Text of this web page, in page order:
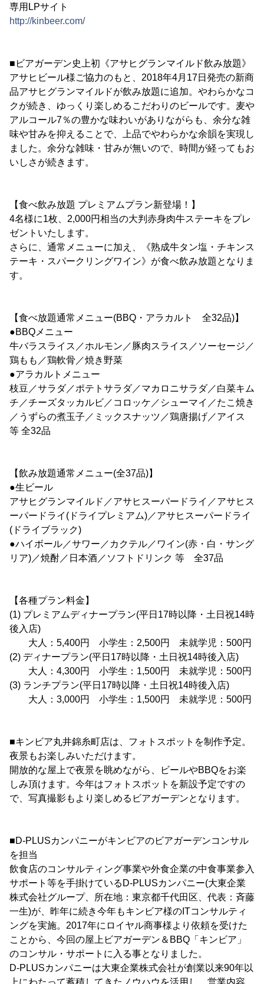
専用LPサイト
http://kinbeer.com/
■ビアガーデン史上初《アサヒグランマイルド飲み放題》
アサヒビール様ご協力のもと、2018年4月17日発売の新商
品アサヒグランマイルドが飲み放題に追加。やわらかなコ
クが続き、ゆっくり楽しめるこだわりのビールです。麦や
アルコール7％の豊かな味わいがありながらも、余分な雑
味や甘みを抑えることで、上品でやわらかな余韻を実現し
ました。余分な雑味・甘みが無いので、時間が経ってもお
いしさが続きます。
【食べ飲み放題 プレミアムプラン新登場！】
4名様に1枚、2,000円相当の大判赤身肉牛ステーキをプレ
ゼントいたします。
さらに、通常メニューに加え、《熟成牛タン塩・チキンス
テーキ・スパークリングワイン》が食べ飲み放題となりま
す。
【食べ放題通常メニュー(BBQ・アラカルト 全32品)】
●BBQメニュー
牛バラスライス／ホルモン／豚肉スライス／ソーセージ／
鶏もも／鶏軟骨／焼き野菜
●アラカルトメニュー
枝豆／サラダ／ポテトサラダ／マカロニサラダ／白菜キム
チ／チーズタッカルビ／コロッケ／シューマイ／たこ焼き
／うずらの煮玉子／ミックスナッツ／鶏唐揚げ／アイス
等 全32品
【飲み放題通常メニュー(全37品)】
●生ビール
アサヒグランマイルド／アサヒスーパードライ／アサヒス
ーパードライ(ドライプレミアム)／アサヒスーパードライ
(ドライブラック)
●ハイボール／サワー／カクテル／ワイン(赤・白・サング
リア)／焼酎／日本酒／ソフトドリンク 等 全37品
【各種プラン料金】
(1) プレミアムディナープラン(平日17時以降・土日祝14時
後入店)
大人：5,400円 小学生：2,500円 未就学児：500円
(2) ディナープラン(平日17時以降・土日祝14時後入店)
大人：4,300円 小学生：1,500円 未就学児：500円
(3) ランチプラン(平日17時以降・土日祝14時後入店)
大人：3,000円 小学生：1,500円 未就学児：500円
■キンビア丸井錦糸町店は、フォトスポットを制作予定。
夜景もお楽しみいただけます。
開放的な屋上で夜景を眺めながら、ビールやBBQをお楽
しみ頂けます。今年はフォトスポットを新設予定ですの
で、写真撮影もより楽しめるビアガーデンとなります。
■D-PLUSカンパニーがキンビアのビアガーデンコンサル
を担当
飲食店のコンサルティング事業や外食企業の中食事業参入
サポート等を手掛けているD-PLUSカンパニー(大東企業
株式会社グループ、所在地：東京都千代田区、代表：斉藤
一生)が、昨年に続き今年もキンビア様のITコンサルティ
ングを実施。2017年にロイヤル商事様より依頼を受けた
ことから、今回の屋上ビアガーデン＆BBQ「キンビア」
のコンサル・サポートに入る事となりました。
D-PLUSカンパニーは大東企業株式会社が創業以来90年以